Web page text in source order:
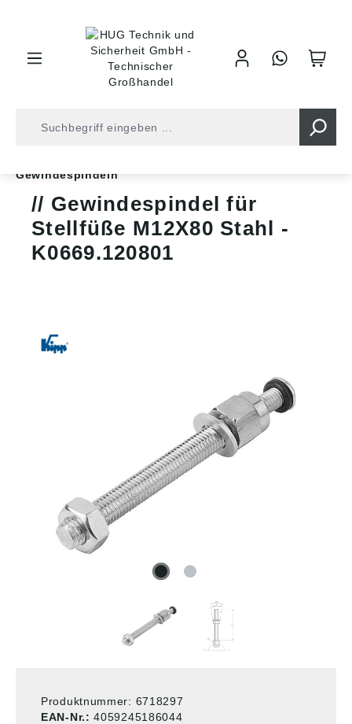
Gewindespindeln
Gewindespindel für
Stellfüße M12X80 Stahl -
K0669.120801
Produktnummer: 6718297
EAN-Nr.:4059245186044